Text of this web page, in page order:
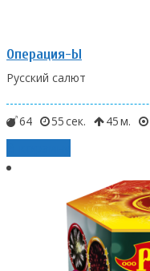
Операция-Ы
Русский салют
64 55 45